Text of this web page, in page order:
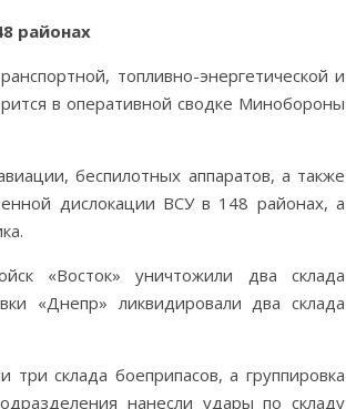
районах
топливно-энергетической и
в оперативной сводке Минобороны
беспилотных аппаратов, а также
дислокации ВСУ в 148 районах, а
«Восток» уничтожили два склада
«Днепр» ликвидировали два склада
склада боеприпасов, а группировка
нанесли удары по складу